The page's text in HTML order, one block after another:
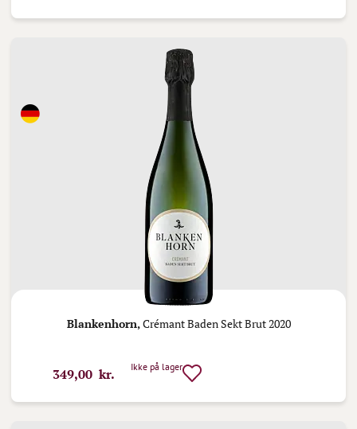
Blankenhorn,Crémant Baden Sekt Brut 2020
349,00 kr. Ikke på lager